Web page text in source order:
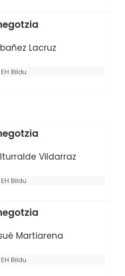
Lacruz
EH Bildu
Vildarraz
EH Bildu
Martiarena
EH Bildu